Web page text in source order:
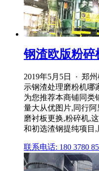
钢渣欧版粉碎
2019年5月5日 · 郑
示钢渣处理磨粉机哪
为您推荐本商铺同类
量大从优图片,同行
磨衬板更换,粉碎机,
和初选渣钢提纯项目
联系电话: 180 3780